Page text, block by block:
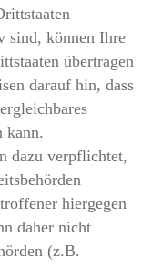
sind, können Ihre
übertragen
darauf hin, dass
kann.
dazu verpflichtet,
hiergegen
daher nicht
(z.B.